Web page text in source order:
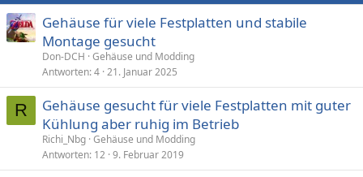
Gehäuse für viele Festplatten und stabile
Montage gesucht
Don-DCH Gehäuse und Modding
Antworten 4 21. Januar 2025
R
Gehäuse gesucht für viele Festplatten mit guter
Kühlung aber ruhig im Betrieb
Richi_Nbg Gehäuse und Modding
Antworten 12 9. Februar 2019